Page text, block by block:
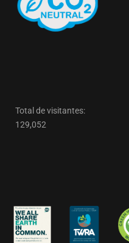
Total de visitantes:
129,052